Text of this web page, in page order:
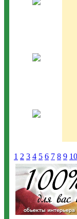
1 2 3 4 5 6 7 8 9 10